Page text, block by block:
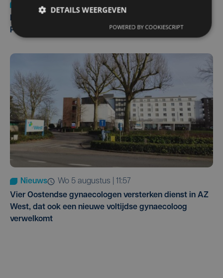
Nieuws
Pieters Brugge
Nieuws
wo 5 augustus | 11:57
Vier Oostendse gynaecologen versterken dienst in AZ
West, dat ook een nieuwe voltijdse gynaecoloog
verwelkomt
DETAILS WEERGEVEN
POWERED BY COOKIESCRIPT